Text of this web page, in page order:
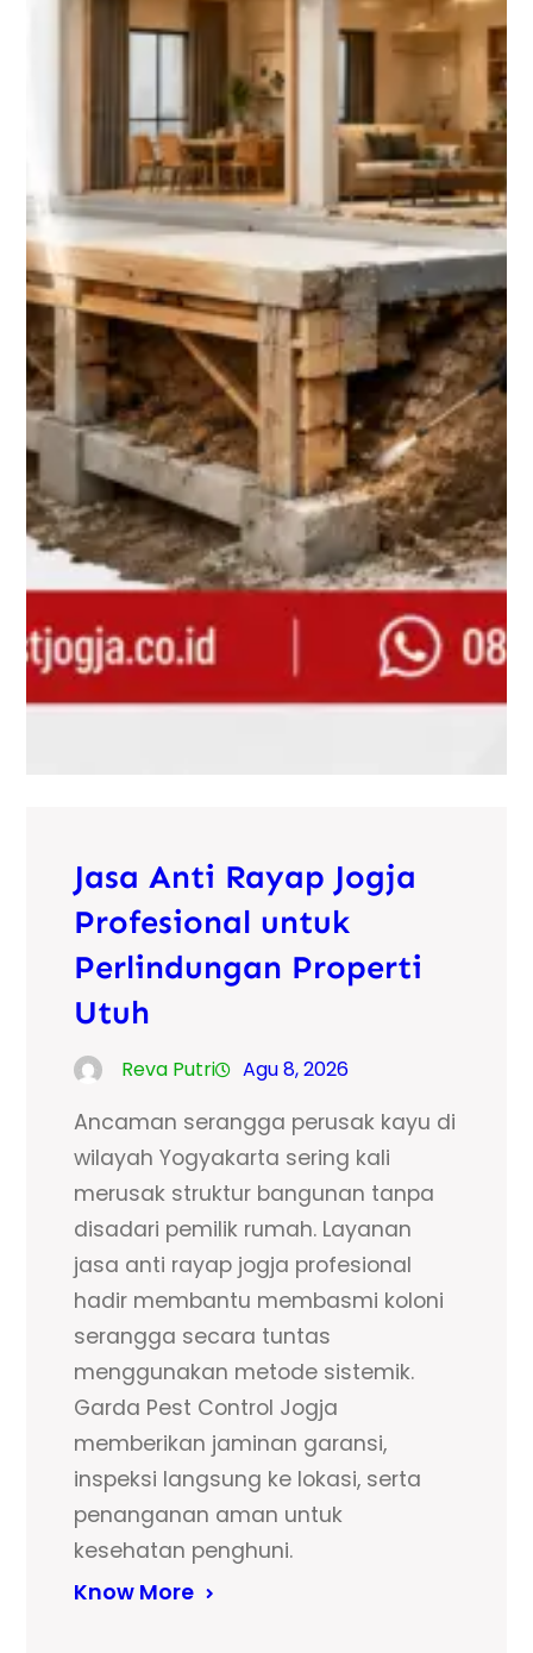
Jasa Anti Rayap Jogja
Profesional untuk
Perlindungan Properti
Utuh
Reva Putri Agu 8, 2026
Ancaman serangga perusak kayu di
wilayah Yogyakarta sering kali
merusak struktur bangunan tanpa
disadari pemilik rumah. Layanan
jasa anti rayap jogja profesional
hadir membantu membasmi koloni
serangga secara tuntas
menggunakan metode sistemik.
Garda Pest Control Jogja
memberikan jaminan garansi,
inspeksi langsung ke lokasi, serta
penanganan aman untuk
kesehatan penghuni.
Know More